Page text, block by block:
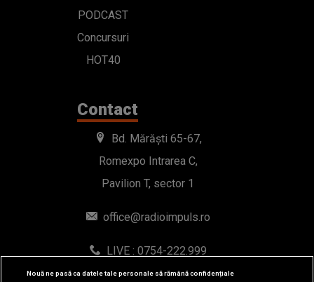
PODCAST
Concursuri
HOT40
Contact
Bd. Mărăști 65-67,
Romexpo Intrarea C,
Pavilion T, sector 1
office@radioimpuls.ro
LIVE : 0754-222.999
WhatsApp: 0754-222.999
Nouă ne pasă ca datele tale personale să rămână confidențiale